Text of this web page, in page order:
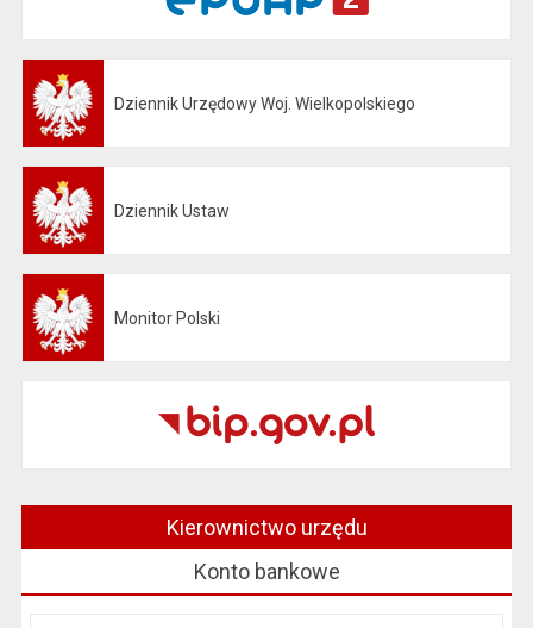
Dziennik Urzędowy Woj. Wielkopolskiego
Dziennik Ustaw
Monitor Polski
Kierownictwo urzędu
Konto bankowe